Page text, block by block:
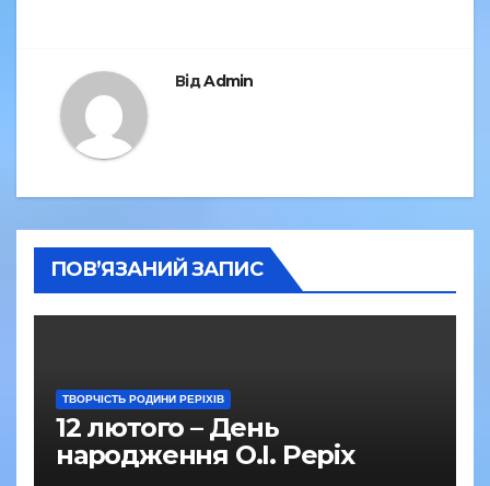
ВідAdmin
ПОВ’ЯЗАНИЙ ЗАПИС
ТВОРЧІСТЬ РОДИНИ РЕРІХІВ
12 лютого – День
народження О.І. Реріх